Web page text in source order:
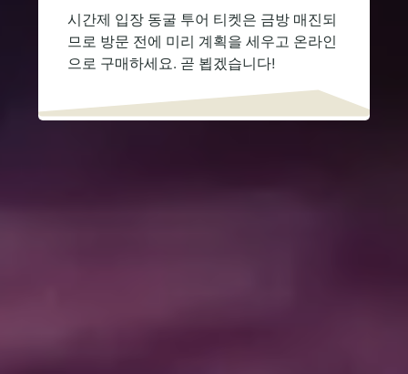
시간제 입장 동굴 투어 티켓은 금방 매진되
므로 방문 전에 미리 계획을 세우고 온라인
으로 구매하세요. 곧 뵙겠습니다!